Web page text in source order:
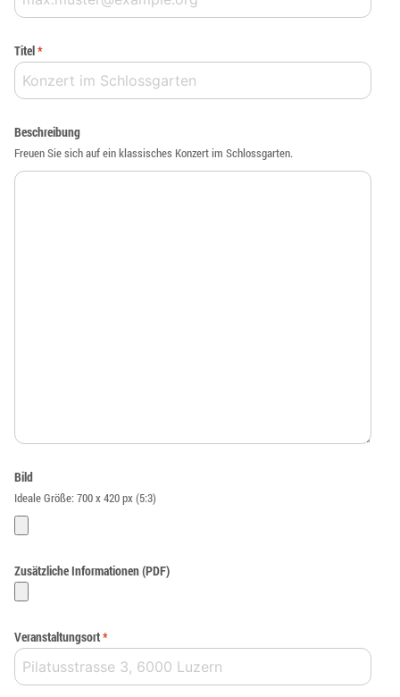
Titel*
Beschreibung
Freuen Sie sich auf ein klassisches Konzert im Schlossgarten.
Bild
Ideale Größe: 700 x 420 px (5:3)
Zusätzliche Informationen (PDF)
Veranstaltungsort*